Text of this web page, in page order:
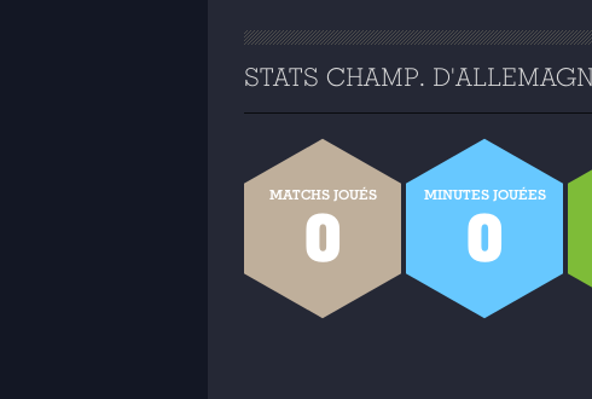
STATS CHAMP.
MATCHS JOUÉS
0
MINUTES JOUÉES
0